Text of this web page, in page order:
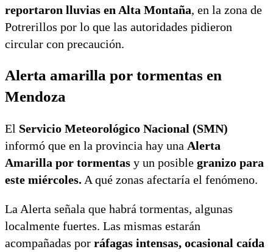
reportaron lluvias en Alta Montaña, en la zona de
Potrerillos por lo que las autoridades pidieron
circular con precaución.
Alerta amarilla por tormentas en
Mendoza
El Servicio Meteorológico Nacional (SMN)
informó que en la provincia hay una Alerta
Amarilla por tormentas y un posible granizo para
este miércoles. A qué zonas afectaría el fenómeno.
La Alerta señala que habrá tormentas, algunas
localmente fuertes. Las mismas estarán
acompañadas por ráfagas intensas, ocasional caída